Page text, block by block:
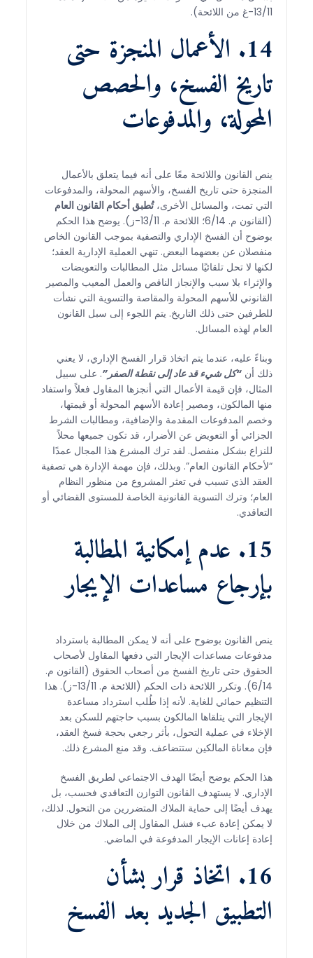
13/11-غ من اللائحة).
14. الأعمال المنجزة حتى
تاريخ الفسخ، والحصص
المحولة، والمدفوعات
ينص القانون واللائحة معًا على أنه فيما يتعلق بالأعمال
المنجزة حتى تاريخ الفسخ، والأسهم المحولة، والمدفوعات
التي تمت، والمسائل الأخرى،تُطبق أحكام القانون العام
(القانون م. 6/14؛ اللائحة م. 13/11-ز). يوضح هذا الحكم
بوضوح أن الفسخ الإداري والتصفية بموجب القانون الخاص
منفصلان عن بعضهما البعض. تنهي العملية الإدارية العقد؛
لكنها لا تحل تلقائيًا مسائل مثل المطالبات والتعويضات
والإثراء بلا سبب والإنجاز الناقص والعمل المعيب والمصير
القانوني للأسهم المحولة والمقاصة والتسوية التي نشأت
للطرفين حتى ذلك التاريخ. يتم اللجوء إلى سبل القانون
العام لهذه المسائل.
وبناءً عليه، عندما يتم اتخاذ قرار الفسخ الإداري، لا يعني
ذلك أن“كل شيء قد عاد إلى نقطة الصفر”. على سبيل
المثال، فإن قيمة الأعمال التي أنجزها المقاول فعلاً واستفاد
منها المالكون، ومصير إعادة الأسهم المحولة أو قيمتها،
وخصم المدفوعات المقدمة والإضافية، ومطالبات الشرط
الجزائي أو التعويض عن الأضرار، قد تكون جميعها محلاً
للنزاع بشكل منفصل. لقد ترك المشرع هذا المجال عمدًا
“لأحكام القانون العام”. وبذلك، فإن مهمة الإدارة هي تصفية
العقد الذي تسبب في تعثر المشروع من منظور النظام
العام؛ وترك التسوية القانونية الخاصة للمستوى القضائي أو
التعاقدي.
15. عدم إمكانية المطالبة
بإرجاع مساعدات الإيجار
ينص القانون بوضوح على أنه لا يمكن المطالبة باسترداد
مدفوعات مساعدات الإيجار التي دفعها المقاول لأصحاب
الحقوق حتى تاريخ الفسخ من أصحاب الحقوق (القانون م.
6/14). وتكرر اللائحة ذات الحكم (اللائحة م. 13/11-ز). هذا
التنظيم حمائي للغاية. لأنه إذا طُلب استرداد مساعدة
الإيجار التي يتلقاها المالكون بسبب حاجتهم للسكن بعد
الإخلاء في عملية التحول، بأثر رجعي بحجة فسخ العقد،
فإن معاناة المالكين ستتضاعف. وقد منع المشرع ذلك.
هذا الحكم يوضح أيضًا الهدف الاجتماعي لطريق الفسخ
الإداري. لا يستهدف القانون التوازن التعاقدي فحسب، بل
يهدف أيضًا إلى حماية الملاك المتضررين من التحول. لذلك،
لا يمكن إعادة عبء فشل المقاول إلى الملاك من خلال
إعادة إعانات الإيجار المدفوعة في الماضي.
16. اتخاذ قرار بشأن
التطبيق الجديد بعد الفسخ